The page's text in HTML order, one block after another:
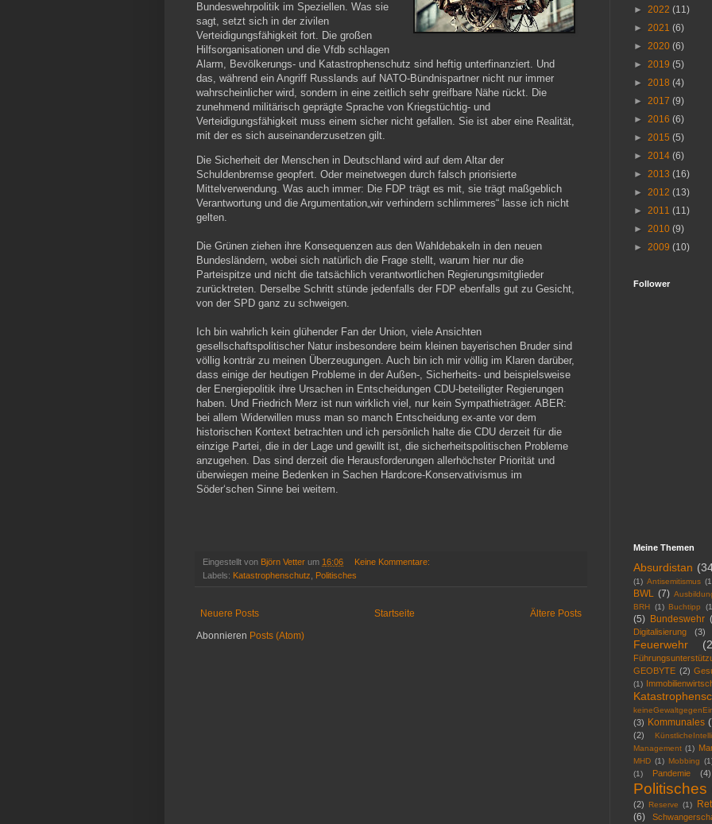
Bundeswehrpolitik im Speziellen. Was sie
sagt, setzt sich in der zivilen
Verteidigungsfähigkeit fort. Die großen
Hilfsorganisationen und die Vfdb schlagen
Alarm, Bevölkerungs- und Katastrophenschutz sind heftig unterfinanziert. Und
das, während ein Angriff Russlands auf NATO-Bündnispartner nicht nur immer
wahrscheinlicher wird, sondern in eine zeitlich sehr greifbare Nähe rückt. Die
zunehmend militärisch geprägte Sprache von Kriegstüchtig- und
Verteidigungsfähigkeit muss einem sicher nicht gefallen. Sie ist aber eine Realität,
mit der es sich auseinanderzusetzen gilt.
Die Sicherheit der Menschen in Deutschland wird auf dem Altar der
Schuldenbremse geopfert. Oder meinetwegen durch falsch priorisierte
Mittelverwendung. Was auch immer: Die FDP trägt es mit, sie trägt maßgeblich
Verantwortung und die Argumentation„wir verhindern schlimmeres“ lasse ich nicht
gelten.
Die Grünen ziehen ihre Konsequenzen aus den Wahldebakeln in den neuen
Bundesländern, wobei sich natürlich die Frage stellt, warum hier nur die
Parteispitze und nicht die tatsächlich verantwortlichen Regierungsmitglieder
zurücktreten. Derselbe Schritt stünde jedenfalls der FDP ebenfalls gut zu Gesicht,
von der SPD ganz zu schweigen.
Ich bin wahrlich kein glühender Fan der Union, viele Ansichten
gesellschaftspolitischer Natur insbesondere beim kleinen bayerischen Bruder sind
völlig konträr zu meinen Überzeugungen. Auch bin ich mir völlig im Klaren darüber,
dass einige der heutigen Probleme in der Außen-, Sicherheits- und beispielsweise
der Energiepolitik ihre Ursachen in Entscheidungen CDU-beteiligter Regierungen
haben. Und Friedrich Merz ist nun wirklich viel, nur kein Sympathieträger. ABER:
bei allem Widerwillen muss man so manch Entscheidung ex-ante vor dem
historischen Kontext betrachten und ich persönlich halte die CDU derzeit für die
einzige Partei, die in der Lage und gewillt ist, die sicherheitspolitischen Probleme
anzugehen. Das sind derzeit die Herausforderungen allerhöchster Priorität und
überwiegen meine Bedenken in Sachen Hardcore-Konservativismus im
Söder‘schen Sinne bei weitem.
Eingestellt von Björn Vetter um 16:06
Keine Kommentare:
Labels: Katastrophenschutz, Politisches
Neuere Posts Ältere Posts
Startseite
Abonnieren Posts (Atom)
► 2022 (11)
► 2021 (6)
► 2020 (6)
► 2019 (5)
► 2018 (4)
► 2017 (9)
► 2016 (6)
► 2015 (5)
► 2014 (6)
► 2013 (16)
► 2012 (13)
► 2011 (11)
► 2010 (9)
► 2009 (10)
Follower
Meine Themen
Absurdistan
(1) Antisemitismus
BWL (7)
BRH
(1) Buchtipp
(5) Bundeswehr
Digitalisierung (3)
Feuerwehr
GEOBYTE (2)
(1)
(3) Kommunales
(2)
Management (1)
MHD (1) Mobbing
(1)
Pandemie (4)
Politisches
(2)
Reserve (1)
(6)